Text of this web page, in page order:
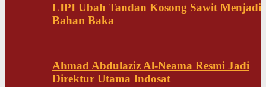
LIPI Ubah Tandan Kosong Sawit Menjadi
Bahan Baka
Ahmad Abdulaziz Al-Neama Resmi Jadi
Direktur Utama Indosat